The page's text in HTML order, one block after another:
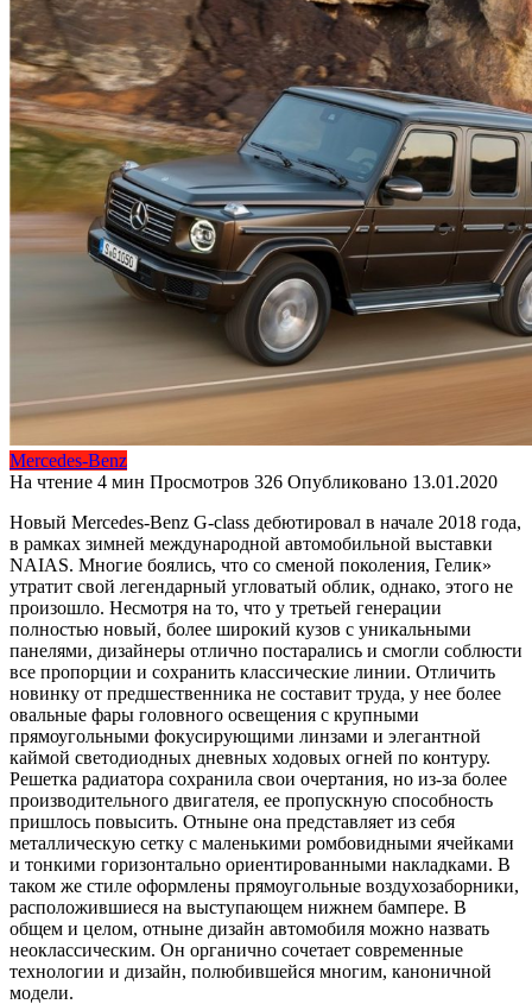
Mercedes-Benz
На чтение 4 мин Просмотров 326 Опубликовано 13.01.2020
Новый Mercedes-Benz G-class дебютировал в начале 2018 года,
в рамках зимней международной автомобильной выставки
NAIAS. Многие боялись, что со сменой поколения, Гелик»
утратит свой легендарный угловатый облик, однако, этого не
произошло. Несмотря на то, что у третьей генерации
полностью новый, более широкий кузов с уникальными
панелями, дизайнеры отлично постарались и смогли соблюсти
все пропорции и сохранить классические линии. Отличить
новинку от предшественника не составит труда, у нее более
овальные фары головного освещения с крупными
прямоугольными фокусирующими линзами и элегантной
каймой светодиодных дневных ходовых огней по контуру.
Решетка радиатора сохранила свои очертания, но из-за более
производительного двигателя, ее пропускную способность
пришлось повысить. Отныне она представляет из себя
металлическую сетку с маленькими ромбовидными ячейками
и тонкими горизонтально ориентированными накладками. В
таком же стиле оформлены прямоугольные воздухозаборники,
расположившиеся на выступающем нижнем бампере. В
общем и целом, отныне дизайн автомобиля можно назвать
неоклассическим. Он органично сочетает современные
технологии и дизайн, полюбившейся многим, каноничной
модели.